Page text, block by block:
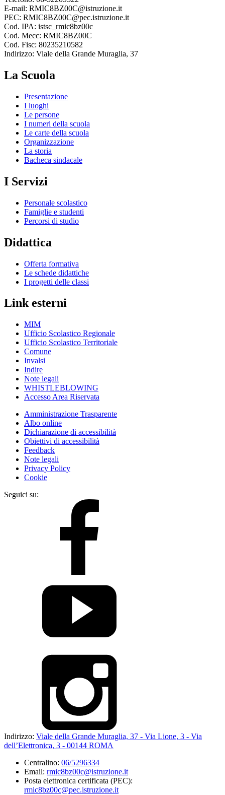
E-mail: RMIC8BZ00C@istruzione.it
PEC: RMIC8BZ00C@pec.istruzione.it
Cod. IPA: istsc_rmic8bz00c
Cod. Mecc: RMIC8BZ00C
Cod. Fisc: 80235210582
Indirizzo: Viale della Grande Muraglia, 37
La Scuola
Presentazione
I luoghi
Le persone
I numeri della scuola
Le carte della scuola
Organizzazione
La storia
Bacheca sindacale
I Servizi
Personale scolastico
Famiglie e studenti
Percorsi di studio
Didattica
Offerta formativa
Le schede didattiche
I progetti delle classi
Link esterni
MIM
Ufficio Scolastico Regionale
Ufficio Scolastico Territoriale
Comune
Invalsi
Indire
Note legali
WHISTLEBLOWING
Accesso Area Riservata
Amministrazione Trasparente
Albo online
Dichiarazione di accessibilità
Obiettivi di accessibilità
Feedback
Note legali
Privacy Policy
Cookie
Seguici su:
Indirizzo: Viale della Grande Muraglia, 37 - Via Lione, 3 - Via
dell’Elettronica, 3 - 00144 ROMA
Centralino: 06/5296334
Email: rmic8bz00c@istruzione.it
Posta elettronica certificata (PEC):
rmic8bz00c@pec.istruzione.it